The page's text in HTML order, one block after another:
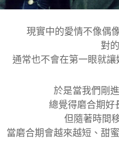
現實中的愛情不像偶
對
通常也不會在第一眼就讓
於是當我們剛
總覺得磨合期好
但隨著時間
當磨合期會越來越短、甜